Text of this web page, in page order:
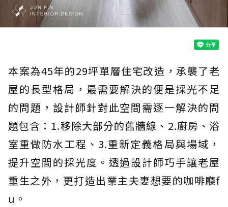
本案為45年的29坪單層住宅改造，承襲了老
屋的長型格局，最需要解決的便是採光不足
的問題，設計師針對此空間需逐一解決的問
題包含：1.移除大部分的舊牆線、2.廚房、浴
室重做防水工程、3.重新定義格局與場域，
提升空間的採光度。透過設計師巧手讓老屋
重生之外，更打造出業主夫妻想要的咖啡廳f
u。